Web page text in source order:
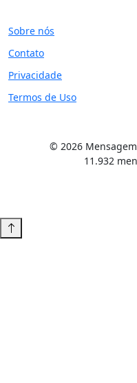
Sobre nós
Contato
Privacidade
Termos de Uso
© 2026
11.932